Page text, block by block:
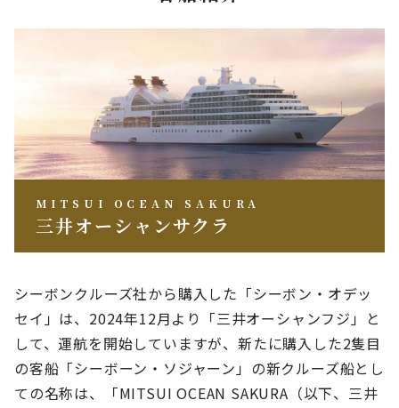
MITSUI OCEAN SAKURA
三井オーシャンサクラ
シーボンクルーズ社から購入した「シーボン・オデッ
セイ」は、2024年12月より「三井オーシャンフジ」と
して、運航を開始していますが、新たに購入した2隻目
の客船「シーボーン・ソジャーン」の新クルーズ船とし
ての名称は、
「MITSUI OCEAN SAKURA（以下、三井